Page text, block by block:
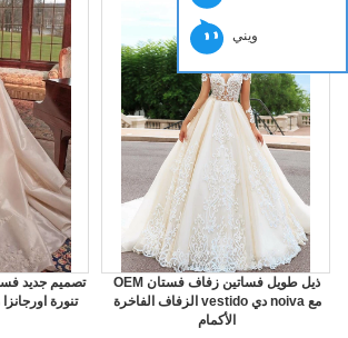
تنورة
OEM ذيل طويل فساتين زفاف فستان
الزفاف الفاخرة vestido دي noiva مع
الأكمام
ويني